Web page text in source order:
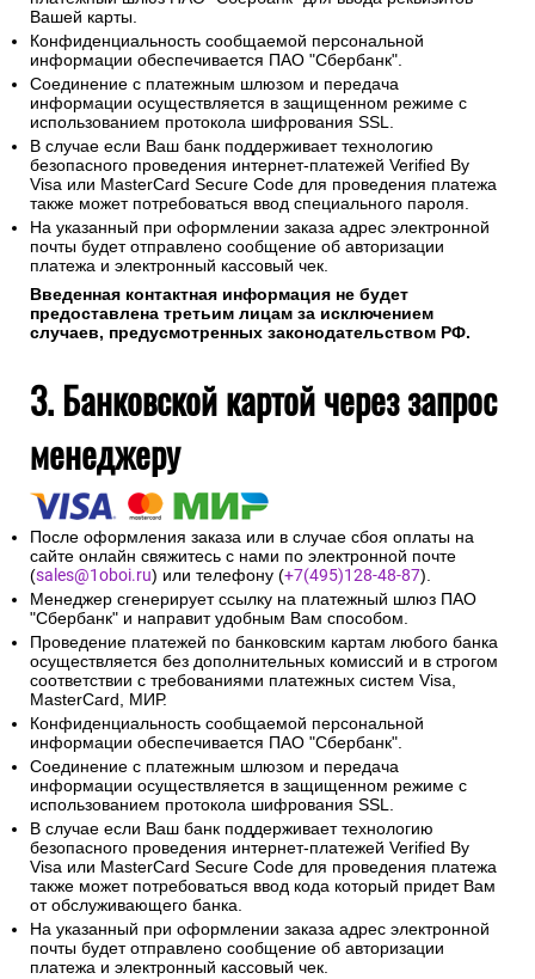
Вашей карты.
Конфиденциальность сообщаемой персональной
информации обеспечивается ПАО "Сбербанк".
Соединение с платежным шлюзом и передача
информации осуществляется в защищенном режиме с
использованием протокола шифрования SSL.
В случае если Ваш банк поддерживает технологию
безопасного проведения интернет-платежей Verified By
Visa или MasterCard Secure Code для проведения платежа
также может потребоваться ввод специального пароля.
На указанный при оформлении заказа адрес электронной
почты будет отправлено сообщение об авторизации
платежа и электронный кассовый чек.
Введенная контактная информация не будет
предоставлена третьим лицам за исключением
случаев, предусмотренных законодательством РФ.
3. Банковской картой через запрос
менеджеру
После оформления заказа или в случае сбоя оплаты на
сайте онлайн свяжитесь с нами по электронной почте
(sales@1oboi.ru) или телефону (+7(495)128-48-87).
Менеджер сгенерирует ссылку на платежный шлюз ПАО
"Сбербанк" и направит удобным Вам способом.
Проведение платежей по банковским картам любого банка
осуществляется без дополнительных комиссий и в строгом
соответствии с требованиями платежных систем Visa,
MasterCard, МИР.
Конфиденциальность сообщаемой персональной
информации обеспечивается ПАО "Сбербанк".
Соединение с платежным шлюзом и передача
информации осуществляется в защищенном режиме с
использованием протокола шифрования SSL.
В случае если Ваш банк поддерживает технологию
безопасного проведения интернет-платежей Verified By
Visa или MasterCard Secure Code для проведения платежа
также может потребоваться ввод кода который придет Вам
от обслуживающего банка.
На указанный при оформлении заказа адрес электронной
почты будет отправлено сообщение об авторизации
платежа и электронный кассовый чек.